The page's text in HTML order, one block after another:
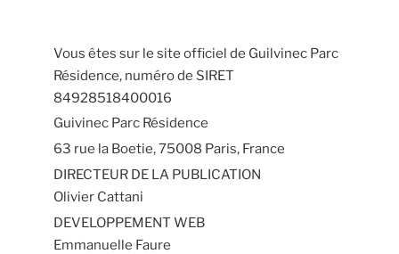
Vous êtes sur le site officiel de Guilvinec Parc
Résidence, numéro de SIRET
84928518400016
Guivinec Parc Résidence
63 rue la Boetie, 75008 Paris, France
DIRECTEUR DE LA PUBLICATION
Olivier Cattani
DEVELOPPEMENT WEB
Emmanuelle Faure